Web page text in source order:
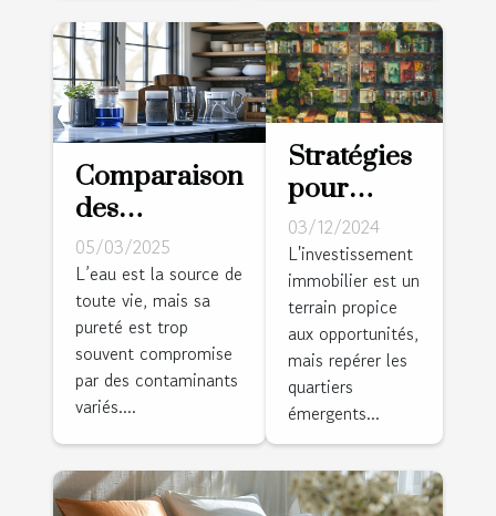
Comparaison
des
méthodes de
purification
de l'eau à la
maison
05/03/2025
L’eau est la source de
toute vie, mais sa
pureté est trop
souvent compromise
par des contaminants
variés....
Stratégies
pour
identifier
et investir
dans des
quartiers
émergents
03/12/2024
L'investissement
immobilier est un
terrain propice
aux opportunités,
mais repérer les
quartiers
émergents...